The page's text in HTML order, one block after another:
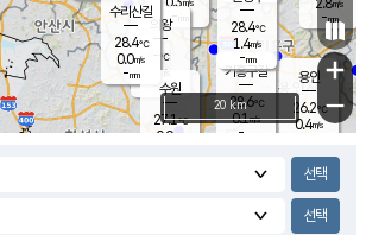
- mm
용인
26.2℃
0.4m/s
m/s
-mm
의왕
- ℃
m/s
mm
기흥구갈
28.6℃
0.1m/s
-
수리산길
28.4℃
0.0m/s
-mm
28.4℃
1.4m/s
-mm
수원
27.1℃
0.9m/s
+
−
20 km